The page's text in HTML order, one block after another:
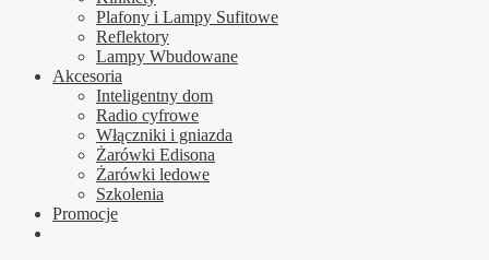
Plafony i Lampy Sufitowe
Reflektory
Lampy Wbudowane
Akcesoria
Inteligentny dom
Radio cyfrowe
Włączniki i gniazda
Żarówki Edisona
Żarówki ledowe
Szkolenia
Promocje